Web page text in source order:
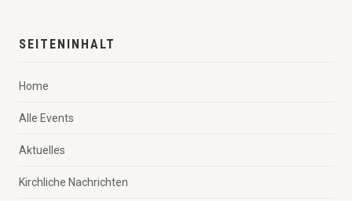
SEITENINHALT
Home
Alle Events
Aktuelles
Kirchliche Nachrichten